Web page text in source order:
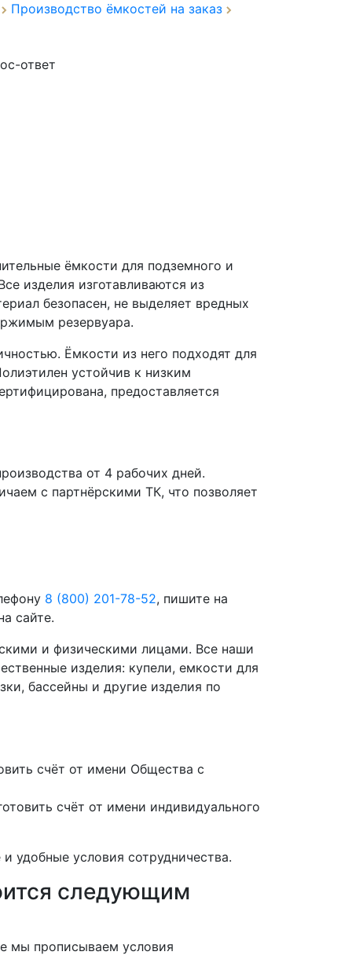
Производство ёмкостей на заказ
ответ
ёмкости для подземного и
изделия изготавливаются из
безопасен, не выделяет вредных
резервуара.
Ёмкости из него подходят для
устойчив к низким
предоставляется
от 4 рабочих дней.
с партнёрскими ТК, что позволяет
8 (800) 201-78-52, пишите на
сайте.
и физическими лицами. Все наши
изделия: купели, емкости для
бассейны и другие изделия по
счёт от имени Общества с
счёт от имени индивидуального
удобные условия сотрудничества.
следующим
мы прописываем условия